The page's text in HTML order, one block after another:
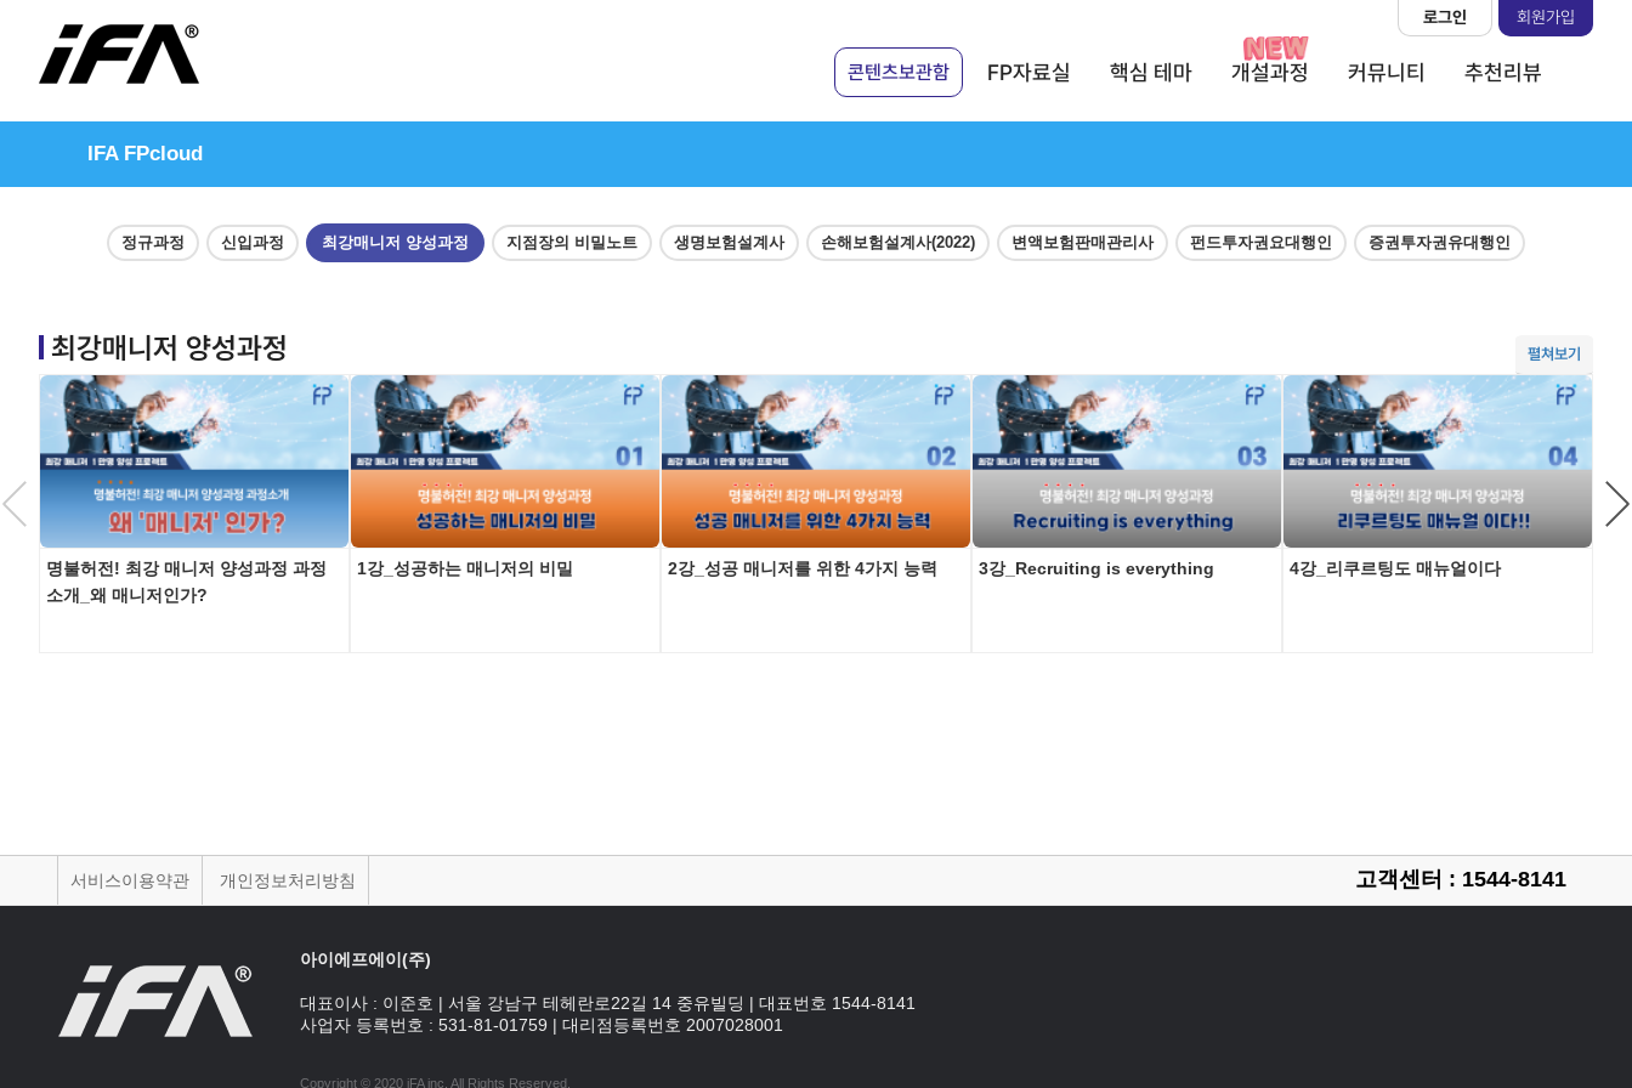
콘텐츠보관함 FP자료실 핵심 테마 개설과정 커뮤니티 추천리뷰
로그인 회원가입
IFA FPcloud
정규과정 신입과정 최강매니저 양성과정 지점장의 비밀노트 생명보험설계사 손해보험설계사(2022) 변액보험판매관리사 펀드투자권요대행인 증권투자권유대행인
최강매니저 양성과정 펼쳐보기
명불허전! 최강 매니저 양성과정 과정
소개_왜 매니저인가?
1강_성공하는 매니저의 비밀 2강_성공 매니저를 위한 4가지 능력 3강_Recruiting is everything 4강_리쿠르팅도 매뉴얼이다
서비스이용약관 개인정보처리방침 고객센터 : 1544-8141
아이에프에이(주)
대표이사 : 이준호 | 서울 강남구 테헤란로22길 14 중유빌딩 | 대표번호 1544-8141
사업자 등록번호 : 531-81-01759 | 대리점등록번호 2007028001
Copyright © 2020 iFA inc . All Rights Reserved.